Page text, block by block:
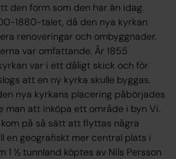
den form som den har än idag.
1880-talet, då den nya kyrkan
renoveringar och ombyggnader.
var omfattande. År 1855
var i ett dåligt skick och för
att en ny kyrka skulle byggas.
nya kyrkans placering påbörjades
man att inköpa ett område i byn Vi.
på så sätt att flyttas några
en geografiskt mer central plats i
1 ½ tunnland köptes av Nils Persson